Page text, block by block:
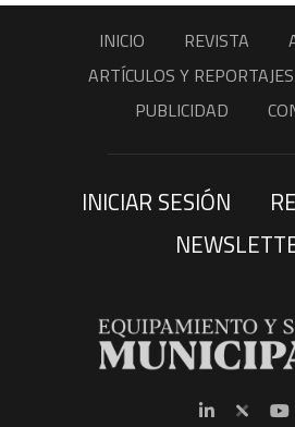
INICIO REVISTA
ARTÍCULOS Y REPORTAJES
PUBLICIDAD
INICIAR SESIÓN